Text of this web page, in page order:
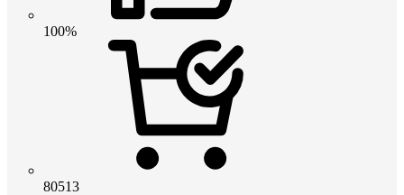
100%
80513